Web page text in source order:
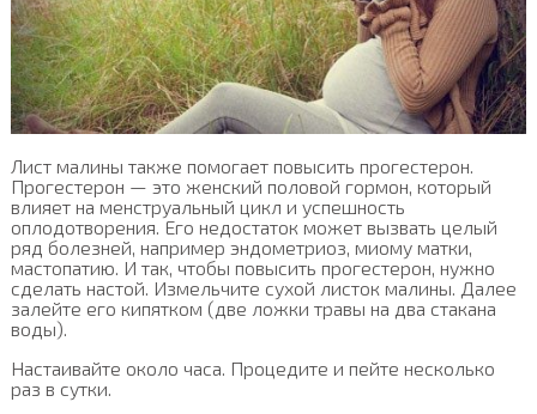
Лист малины также помогает повысить прогестерон.
Прогестерон — это женский половой гормон, который
влияет на менструальный цикл и успешность
оплодотворения. Его недостаток может вызвать целый
ряд болезней, например эндометриоз, миому матки,
мастопатию. И так, чтобы повысить прогестерон, нужно
сделать настой. Измельчите сухой листок малины. Далее
залейте его кипятком (две ложки травы на два стакана
воды).
Настаивайте около часа. Процедите и пейте несколько
раз в сутки.